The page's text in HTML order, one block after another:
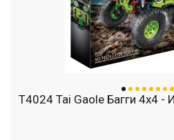
T4024 Tai Gaole Багги 4x4 -